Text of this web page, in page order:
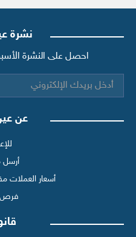
نشرة
احصل على النشرة
عن
أرسل
أسعار العملات